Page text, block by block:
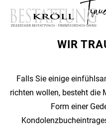
WIR
Falls Sie einige
richten wollen, besteht die
Form einer